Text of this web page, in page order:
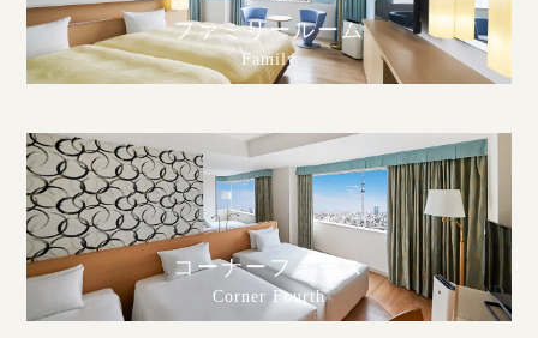
ファミリールーム
Family
コーナーフォース
Corner Fourth